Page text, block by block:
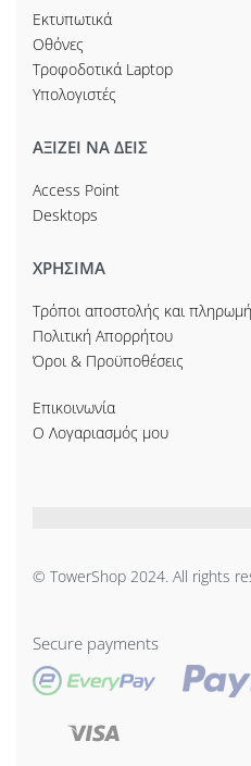
Εκτυπωτικά
Οθόνες
Τροφοδοτικά Laptop
Υπολογιστές
ΑΞΙΖΕΙ ΝΑ ΔΕΙΣ
Access Point
Desktops
ΧΡΗΣΙΜΑ
Τρόποι αποστολής και
Πολιτική Απορρήτου
Όροι & Προϋποθέσεις
Επικοινωνία
Ο Λογαριασμός μου
© TowerShop 2024. All rights
Secure payments